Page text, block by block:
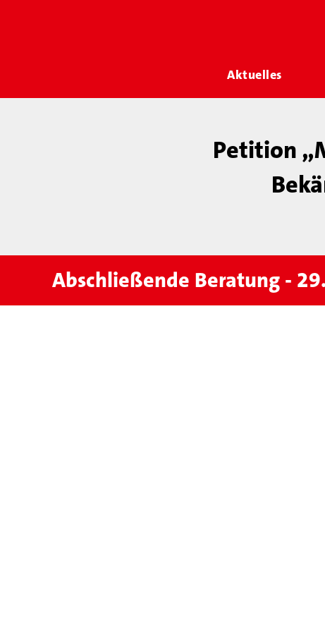
Aktuelles
Petition
Abschließende Beratung -